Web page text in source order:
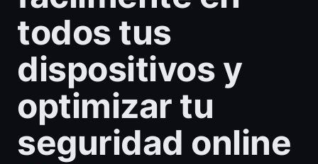
todos tus
dispositivos y
optimizar tu
seguridad online